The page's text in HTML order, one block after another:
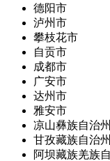
德阳市
泸州市
攀枝花市
自贡市
成都市
广安市
达州市
雅安市
凉山彝族自治州
甘孜藏族自治州
阿坝藏族羌族